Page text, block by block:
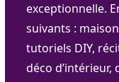
exceptionnelle.
suivants :
tutoriels DIY,
déco d’intérieur,